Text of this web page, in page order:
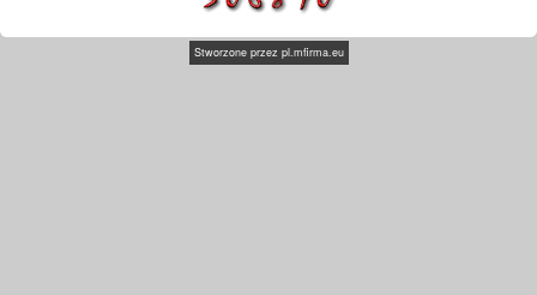
Stworzone przez pl.mfirma.eu